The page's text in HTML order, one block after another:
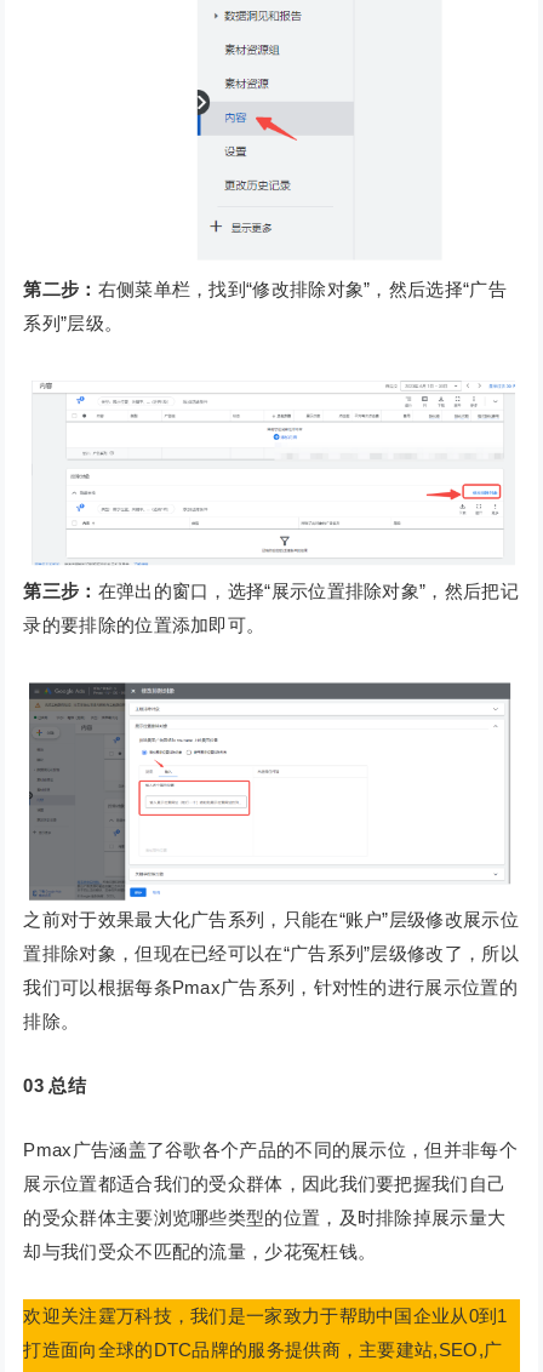
第二步： 右侧菜单栏，找到“修改排除对象”，然后选择“广告
系列”层级。
第三步： 在弹出的窗口，选择“展示位置排除对象”，然后把记
录的要排除的位置添加即可。
之前对于效果最大化广告系列，只能在“账户”层级修改展示位
置排除对象，但现在已经可以在“广告系列”层级修改了，所以
我们可以根据每条Pmax广告系列，针对性的进行展示位置的
排除。
03 总结
Pmax广告涵盖了谷歌各个产品的不同的展示位，但并非每个
展示位置都适合我们的受众群体，因此我们要把握我们自己
的受众群体主要浏览哪些类型的位置，及时排除掉展示量大
却与我们受众不匹配的流量，少花冤枉钱。
欢迎关注霆万科技，我们是一家致力于帮助中国企业从0到1
打造面向全球的DTC品牌的服务提供商，主要建站,SEO,广